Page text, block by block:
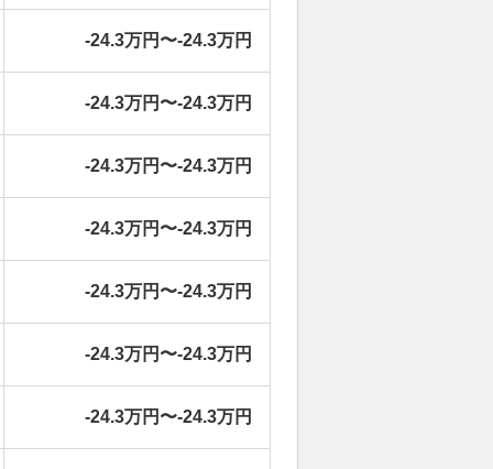
-24.3万円〜-24.3万円
-24.3万円〜-24.3万円
-24.3万円〜-24.3万円
-24.3万円〜-24.3万円
-24.3万円〜-24.3万円
-24.3万円〜-24.3万円
-24.3万円〜-24.3万円